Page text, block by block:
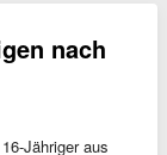
nach
Jähriger aus